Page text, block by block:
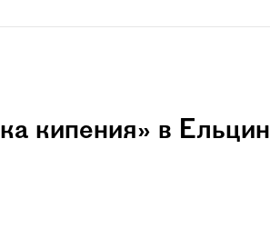
кипения» в Ельцин